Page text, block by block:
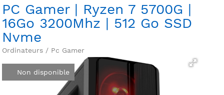
PC Gamer | Ryzen 7 5700G |
16Go 3200Mhz | 512 Go SSD
Nvme
Ordinateurs / Pc Gamer
Non disponible